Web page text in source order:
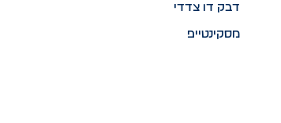
דבק דו צדדי
מסקינטייפ